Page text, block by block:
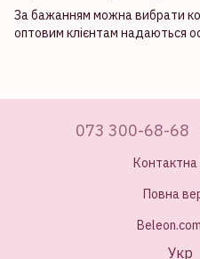
За бажанням можна вибрати
оптовим клієнтам надаються
073 300-68-68
Контактна
Повна
Укр